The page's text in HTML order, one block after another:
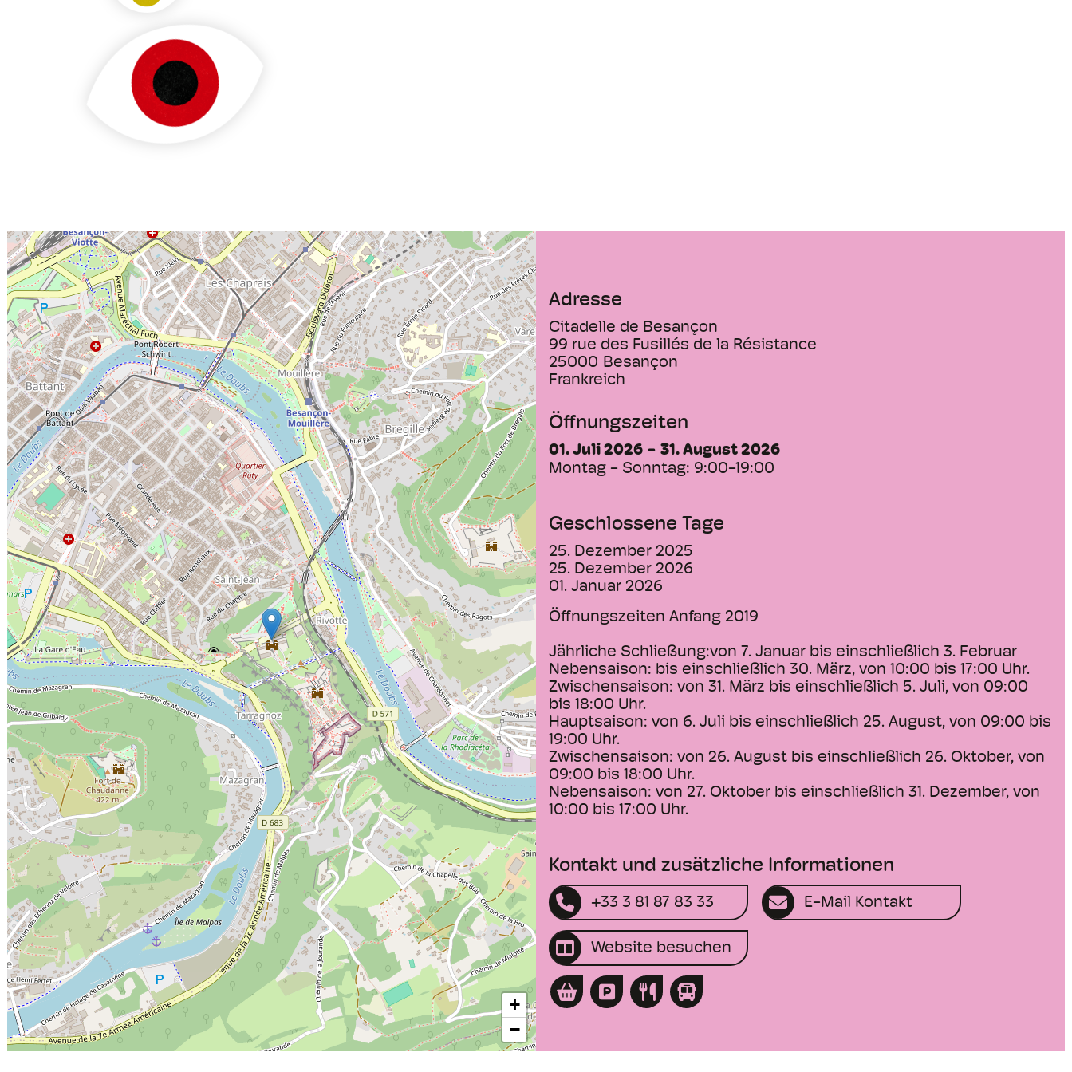
+
−
Adresse
Citadelle de Besançon
99 rue des Fusillés de la Résistance
25000 Besançon
Frankreich
Öffnungszeiten
01. Juli 2026
31. August 2026
Montag - Sonntag: 9:00-19:00
Geschlossene Tage
25. Dezember 2025
25. Dezember 2026
01. Januar 2026
Öffnungszeiten Anfang 2019
Jährliche Schließung:von 7. Januar bis einschließlich 3. Februar
Nebensaison: bis einschließlich 30. März, von 10:00 bis 17:00 Uhr.
Zwischensaison: von 31. März bis einschließlich 5. Juli, von 09:00
bis 18:00 Uhr.
Hauptsaison: von 6. Juli bis einschließlich 25. August, von 09:00 bis
19:00 Uhr.
Zwischensaison: von 26. August bis einschließlich 26. Oktober, von
09:00 bis 18:00 Uhr.
Nebensaison: von 27. Oktober bis einschließlich 31. Dezember, von
10:00 bis 17:00 Uhr.
Kontakt und zusätzliche Informationen
+33 3 81 87 83 33 E-Mail Kontakt
Website besuchen